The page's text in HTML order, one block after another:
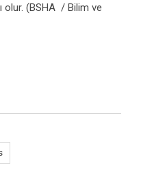
olur. (BSHA / Bilim ve